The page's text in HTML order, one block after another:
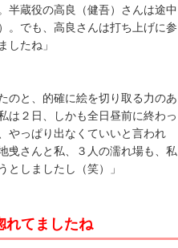
半蔵役の高良（健吾）さんは途中
。でも、高良さんは打ち上げに参
たね」
のと、的確に絵を切り取る力のあ
は２日、しかも全日昼前に終わっ
やっぱり出なくていいと言われ
曵さんと私、３人の濡れ場も、私
しましたし（笑）」
れてましたね